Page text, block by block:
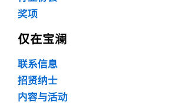
奖项
仅在宝澜
联系信息
招贤纳士
内容与活动